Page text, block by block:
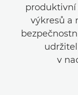
produktivní
výkresů a
v